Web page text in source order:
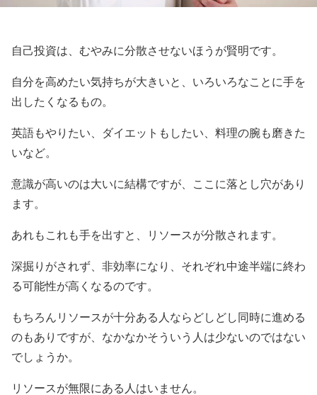
自己投資は、むやみに分散させないほうが賢明です。
自分を高めたい気持ちが大きいと、いろいろなことに手を
出したくなるもの。
英語もやりたい、ダイエットもしたい、料理の腕も磨きた
いなど。
意識が高いのは大いに結構ですが、ここに落とし穴があり
ます。
あれもこれも手を出すと、リソースが分散されます。
深掘りがされず、非効率になり、それぞれ中途半端に終わ
る可能性が高くなるのです。
もちろんリソースが十分ある人ならどしどし同時に進める
のもありですが、なかなかそういう人は少ないのではない
でしょうか。
リソースが無限にある人はいません。